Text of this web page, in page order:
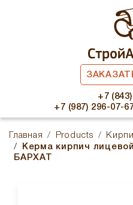
+7
+7 (987) 296-07-
Главная Products
Керма кирпич
БАРХАТ